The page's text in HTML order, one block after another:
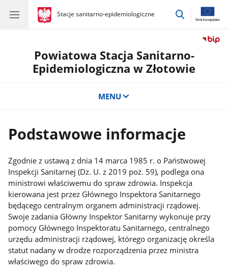
gov.pl
Stacje sanitarno-epidemiologiczne
gov.pl
Stacje
przejdź
Powiatowa Stacja Sanitarno-
Epidemiologiczna w Złotowie
MENU
Podstawowe informacje
Zgodnie z ustawą z dnia 14 marca 1985 r. o Państwowej
Inspekcji Sanitarnej (Dz. U. z 2019 poz. 59), podlega ona
ministrowi właściwemu do spraw zdrowia. Inspekcja
kierowana jest przez Głównego Inspektora Sanitarnego
będącego centralnym organem administracji rządowej.
Swoje zadania Główny Inspektor Sanitarny wykonuje przy
pomocy Głównego Inspektoratu Sanitarnego, centralnego
urzędu administracji rządowej, którego organizację określa
statut nadany w drodze rozporządzenia przez ministra
właściwego do spraw zdrowia.